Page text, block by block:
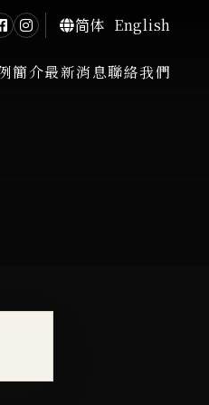
简体 English
簡介最新消息聯絡我們